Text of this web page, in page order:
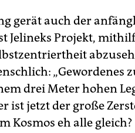
gerät auch der
Jelineks Projekt,
„Gewordenes
drei Meter hohen
ist jetzt der große
Kosmos eh alle gleich?